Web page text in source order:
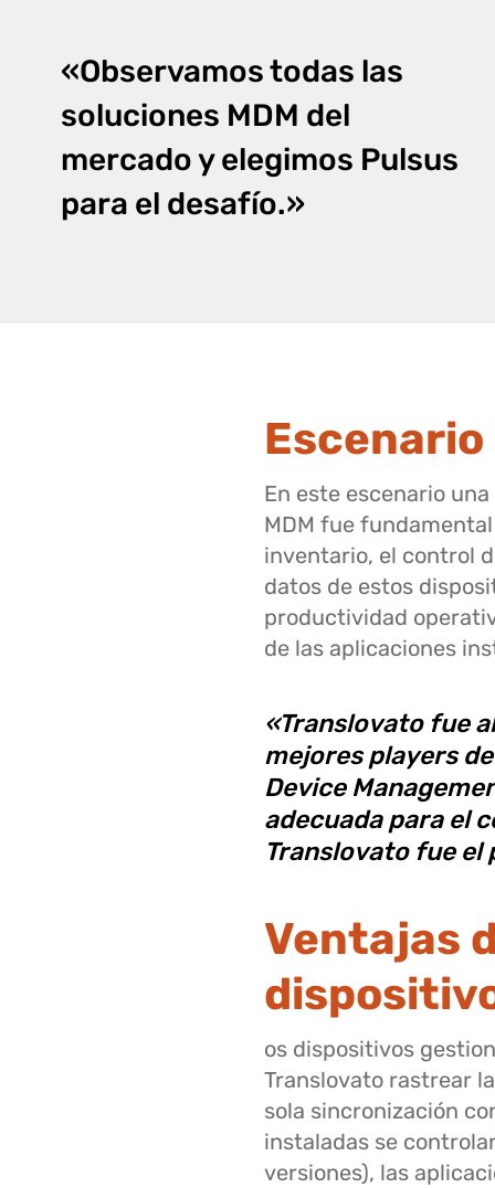
«Observamos todas las
soluciones MDM del
mercado y elegimos Pulsus
para el desafío.»
En este escenario
MDM fue
inventario, el control
datos de estos
productividad
de las aplicaciones
«Translovato fue
mejores players
Device
adecuada para el
Translovato fue el
Ventajas
os dispositivos
Translovato rastrear
sola sincronización
instaladas se
versiones), las